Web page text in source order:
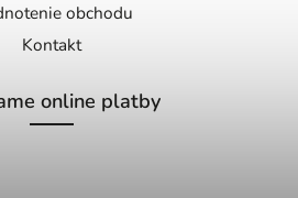
obchodu
Kontakt
online platby